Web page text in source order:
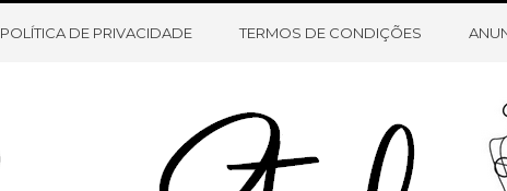
HOME SOBRE O BLOG CONTATO
POLÍTICA DE PRIVACIDADE TERMOS DE CONDIÇÕES